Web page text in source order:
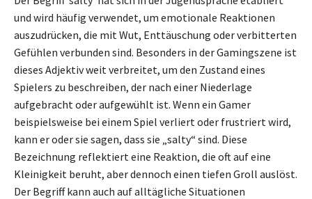
und wird häufig verwendet, um emotionale Reaktionen
auszudrücken, die mit Wut, Enttäuschung oder verbitterten
Gefühlen verbunden sind. Besonders in der Gamingszene ist
dieses Adjektiv weit verbreitet, um den Zustand eines
Spielers zu beschreiben, der nach einer Niederlage
aufgebracht oder aufgewühlt ist. Wenn ein Gamer
beispielsweise bei einem Spiel verliert oder frustriert wird,
kann er oder sie sagen, dass sie „salty“ sind. Diese
Bezeichnung reflektiert eine Reaktion, die oft auf eine
Kleinigkeit beruht, aber dennoch einen tiefen Groll auslöst.
Der Begriff kann auch auf alltägliche Situationen